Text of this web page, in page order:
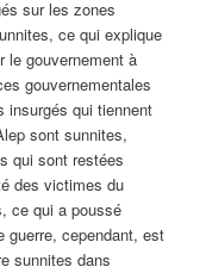
sur les zones
ce qui explique
le gouvernement à
gouvernementales
insurgés qui tiennent
sont sunnites,
qui sont restées
des victimes du
ce qui a poussé
guerre, cependant, est
sunnites dans